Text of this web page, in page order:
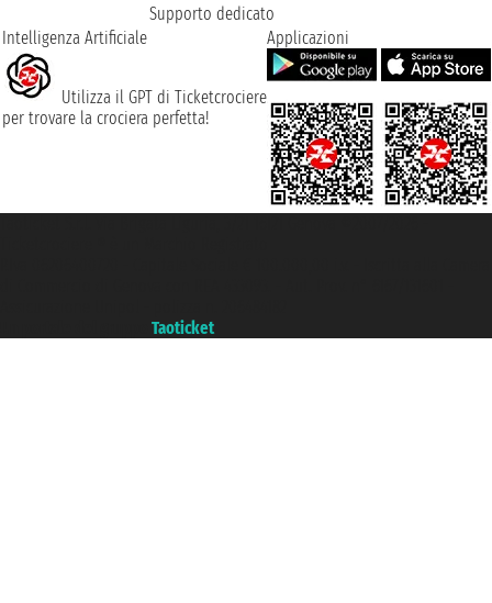
Supporto dedicato
Intelligenza Artificiale
Utilizza il GPT di Ticketcrociere
per trovare la crociera perfetta!
Applicazioni
Taoticket